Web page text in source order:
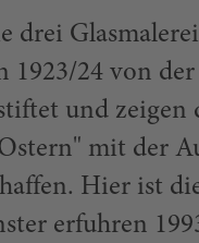
drei
1923/24 von
und
mit der
Hier ist
erfuhren